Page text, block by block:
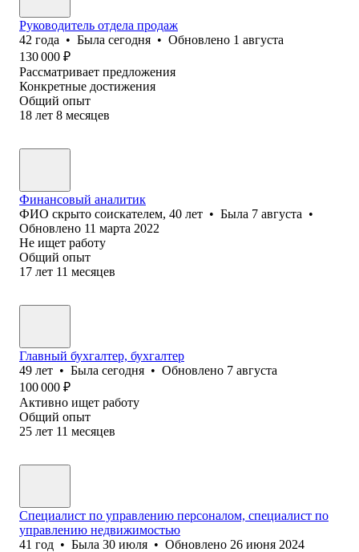
Руководитель отдела продаж
42 года • Была сегодня • Обновлено 1 августа
130 000 ₽
Рассматривает предложения
Конкретные достижения
Общий опыт
18 лет 8 месяцев
Финансовый аналитик
ФИО скрыто соискателем, 40 лет • Была 7 августа •
Обновлено 11 марта 2022
Не ищет работу
Общий опыт
17 лет 11 месяцев
Главный бухгалтер, бухгалтер
49 лет • Была сегодня • Обновлено 7 августа
100 000 ₽
Активно ищет работу
Общий опыт
25 лет 11 месяцев
Специалист по управлению персоналом, специалист по
управлению недвижимостью
41 год • Была 30 июля • Обновлено 26 июня 2024